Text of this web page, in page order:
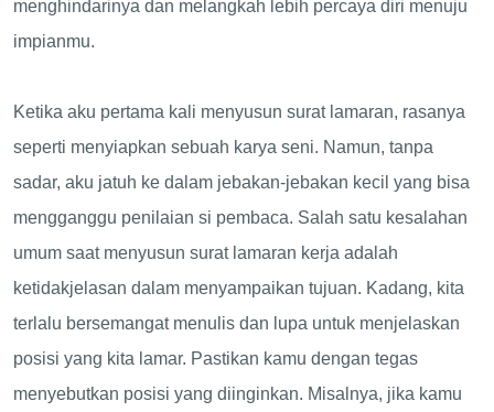
menghindarinya dan melangkah lebih percaya diri menuju
impianmu.
Ketika aku pertama kali menyusun surat lamaran, rasanya
seperti menyiapkan sebuah karya seni. Namun, tanpa
sadar, aku jatuh ke dalam jebakan-jebakan kecil yang bisa
mengganggu penilaian si pembaca. Salah satu kesalahan
umum saat menyusun surat lamaran kerja adalah
ketidakjelasan dalam menyampaikan tujuan. Kadang, kita
terlalu bersemangat menulis dan lupa untuk menjelaskan
posisi yang kita lamar. Pastikan kamu dengan tegas
menyebutkan posisi yang diinginkan. Misalnya, jika kamu